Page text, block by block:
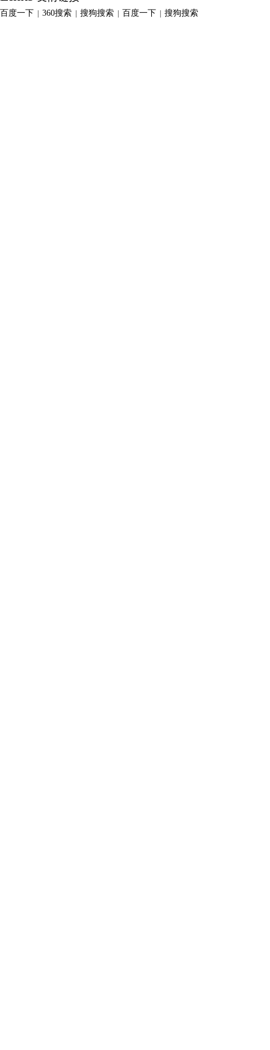
百度一下 360搜索 搜狗搜索 百度一下 搜狗搜索